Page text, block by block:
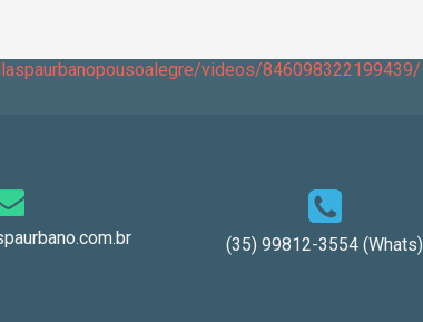
videos/846098322199439/
(35) 99812-3554 (Whats)